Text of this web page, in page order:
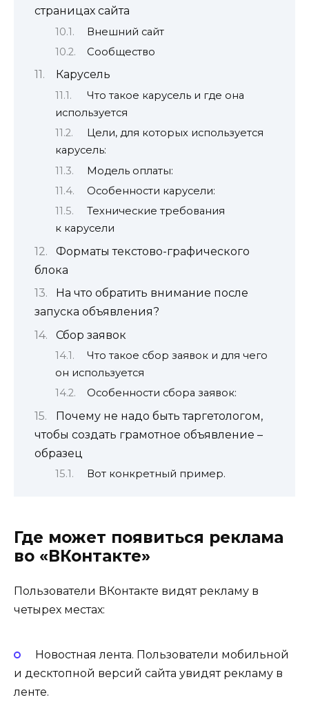
страницах сайта
Внешний сайт
Сообщество
Карусель
Что такое карусель и где она
используется
Цели, для которых используется
карусель:
Модель оплаты:
Особенности карусели:
Технические требования
к карусели
Форматы текстово-графического
блока
На что обратить внимание после
запуска объявления?
Сбор заявок
Что такое сбор заявок и для чего
он используется
Особенности сбора заявок:
Почему не надо быть таргетологом,
чтобы создать грамотное объявление –
образец
Вот конкретный пример.
Где может появиться реклама
во «ВКонтакте»
Пользователи ВКонтакте видят рекламу в
четырех местах:
Новостная лента. Пользователи мобильной
и десктопной версий сайта увидят рекламу в
ленте.